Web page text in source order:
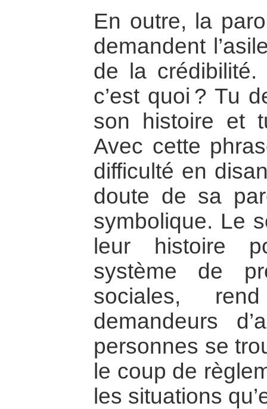
En outre, la
demandent
de la
c’est quoi ? Tu
son histoire et
Avec cette
difficulté en
doute de sa
symbolique. Le
leur histoire
système de
sociales,
demandeurs
personnes se
le coup de
les situations